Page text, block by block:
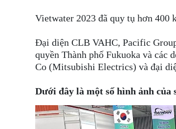
Vietwater 2023 đã quy tụ hơn 400
Đại diện CLB VAHC, Pacific
quyền Thành phố Fukuoka và các
Co (Mitsubishi Electrics) và đại
Dưới đây là một số hình ảnh của